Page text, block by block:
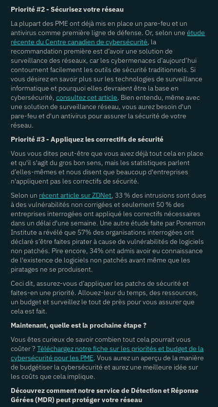
Priorité #2 - Sécurisez votre réseau
La plupart des PME ont déjà mis en place un pare-feu et un
antivirus comme première ligne de défense. Or, selon uneétude
récente du Centre canadien de cybersécurité, la
recommandation première est d’avoir une solution de
surveillance des réseaux, car les cybermenaces d’aujourd’hui
contournent facilement les outils de sécurité traditionnels. Si
vous désirez en savoir plus sur les technologies de surveillance
informatique et pourquoi elles devraient être la base en
cybersécurité,consultez cet article. Bien entendu, même avec
une solution de surveillance réseau, vous aurez besoin d'un
pare-feu et d'un antivirus pour assurer la sécurité de votre
réseau.
Priorité #3 - Appliquez les correctifs de sécurité
Vous vous dites peut-être que vous avez déjà tout cela en place
et qu'il s'agit du gros bon sens, mais les statistiques parlent
d’elles-mêmes et nous disent que beaucoup d'entreprises
n'appliquent pas les correctifs de sécurité.
Selon un récent article sur ZDNet, 33 % des intrusions sont dues
à des vulnérabilités non corrigées et seulement 50 % des
entreprises interrogées ont appliqué les correctifs nécessaires
dans un délai d'une semaine. Une autre étude faite par Ponemon
Institute a révélé que 57% des organisations interrogées ont
déclaré s’être faites pirater à cause de vulnérabilités de logiciels
non patchés. Pire encore, 34% ont admis avoir eu connaissance
de l'existence de logiciels non patchés avant même que les
piratages ne se produisent.
Ceci dit, assurez-vous d’appliquer les patchsde sécurité et
faites-en une priorité. Allouez-leur du temps, des ressources,
un budget et surveillez le tout de près pour vous assurer que
cela est fait.
Maintenant, quelle est la prochaine étape ?
Vous êtes curieux de savoir combien tout cela pourrait vous
coûter ?Téléchargez notre fiche sur les priorités et budget de la
cybersécurité pour les PME. Vous aurez un aperçu de la manière
de budgétiser la cybersécurité et aurez une meilleure idée sur
les coûts que cela implique.
Découvrez comment notre service de Détection et Réponse
Gérées (MDR) peut protéger votre réseau